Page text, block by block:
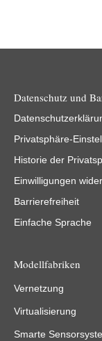
Datenschutz und
Privatsphäre-
Historie der
Einwilligungen
Barrierefreiheit
Einfache Sprache
Modellfabriken
Vernetzung
Virtualisierung
Smarte